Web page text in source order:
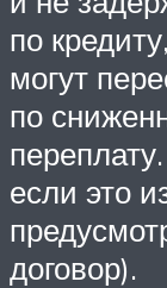
по
могут
по
если это
договор).